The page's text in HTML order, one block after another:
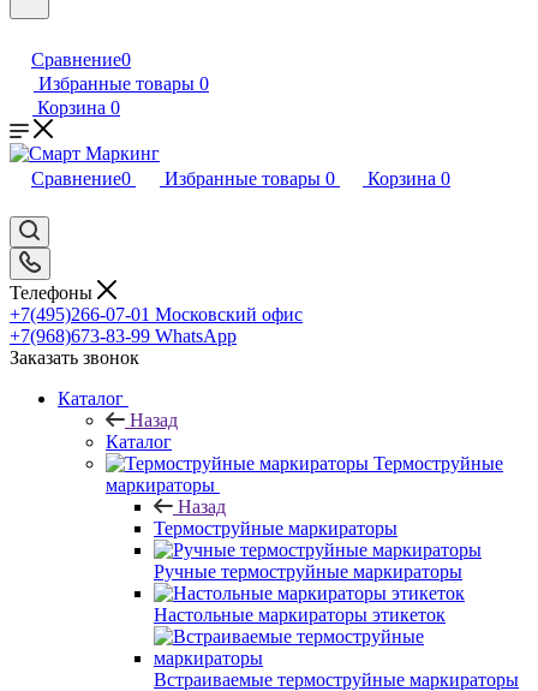
Сравнение0
Избранные товары 0
Корзина 0
Сравнение0 Избранные товары 0 Корзина 0
Телефоны
+7(495)266-07-01 Московский офис
+7(968)673-83-99 WhatsApp
Заказать звонок
Каталог
Назад
Каталог
Термоструйные
маркираторы
Назад
Термоструйные маркираторы
Ручные термоструйные маркираторы
Настольные маркираторы этикеток
Встраиваемые термоструйные маркираторы